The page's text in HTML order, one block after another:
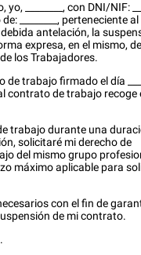
yo,
, con DNI/NIF:
de:
, perteneciente
antelación, la
expresa, en el mismo, de
los Trabajadores.
de trabajo firmado el día
contrato de trabajo recoge
trabajo durante una
solicitaré mi derecho de
del mismo grupo
máximo aplicable para
con el fin de
de mi contrato.